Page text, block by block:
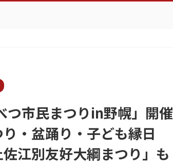
つ市民まつりin野幌」開催
・盆踊り・子ども縁日
佐江別友好大綱まつり」も